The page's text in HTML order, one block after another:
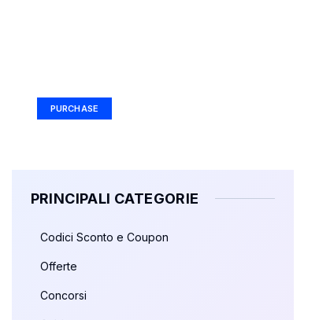
PURCHASE
PRINCIPALI CATEGORIE
Codici Sconto e Coupon
Offerte
Concorsi